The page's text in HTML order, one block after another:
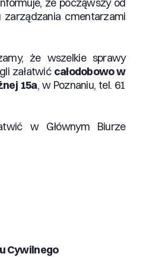
cmentarzami
że wszelkie sprawy
załatwić całodobowo w
15a, w Poznaniu, tel. 61
w Głównym Biurze
Cywilnego